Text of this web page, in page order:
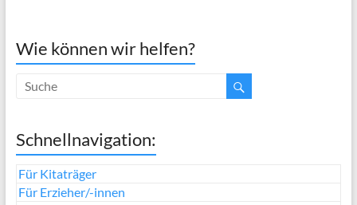
Wie können wir helfen?
Schnellnavigation:
Für Kitaträger
Für Erzieher/-innen